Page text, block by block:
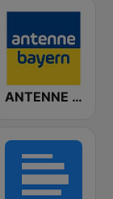
ANTENNE BAYERN